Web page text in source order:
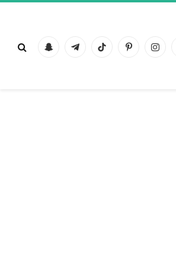
الانستغرامبينتيريستتيكتوك تيلقرام Snapchat